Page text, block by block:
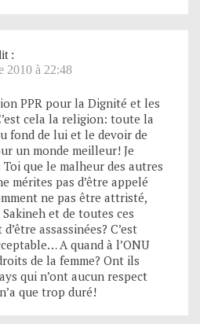
:
2010 à 22:48
PPR pour la Dignité et les
cela la religion: toute la
fond de lui et le devoir de
un monde meilleur! Je
que le malheur des autres
mérites pas d’être appelé
ne pas être attristé,
et de toutes ces
assassinées? C’est
A quand à l’ONU
de la femme? Ont ils
qui n’ont aucun respect
que trop duré!